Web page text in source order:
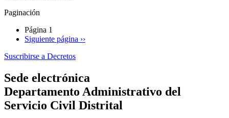
Paginación
Página 1
Siguiente página ››
Suscribirse a Decretos
Sede electrónica
Departamento Administrativo del
Servicio Civil Distrital